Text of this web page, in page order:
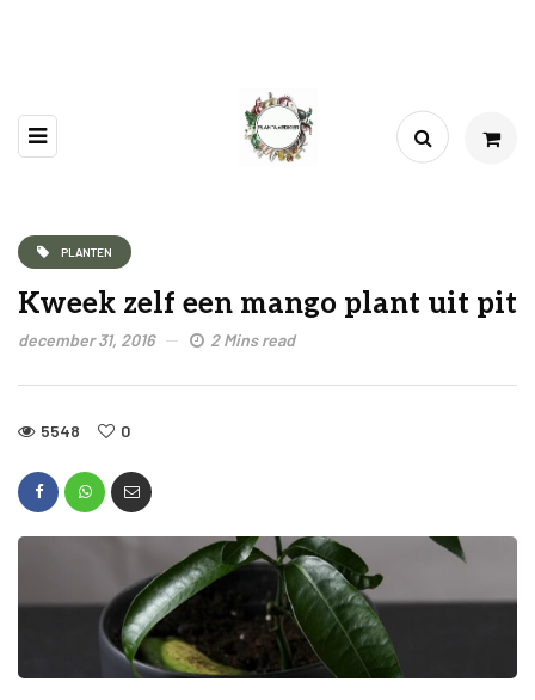
PLANTEN
Kweek zelf een mango plant uit pit
december 31, 2016 2 Mins read
5548 0